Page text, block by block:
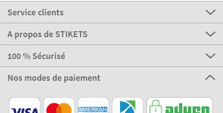
Service clients
A propos de STIKETS
100 % Sécurisé
Nos modes de paiement